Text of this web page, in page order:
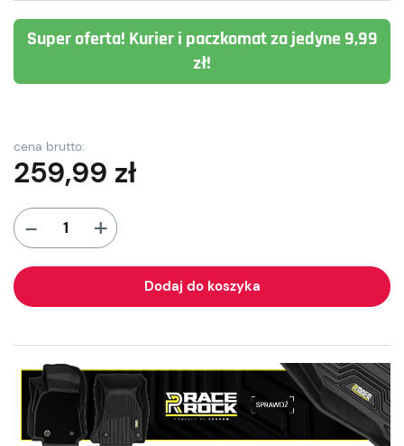
Super oferta! Kurier i paczkomat za jedyne 9,99
zł!
cena brutto:
259,99 zł
- +
Dodaj do koszyka